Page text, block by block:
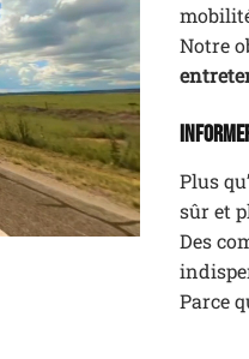
Notre
Plus
sûr et
Des
Parce